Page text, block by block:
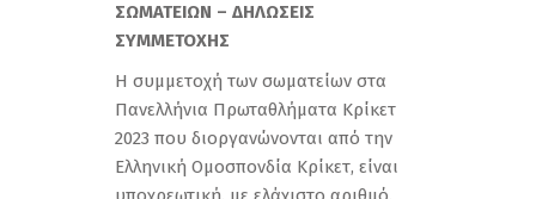
ΣΩΜΑΤΕΙΩΝ – ΔΗΛΩΣΕΙΣ
ΣΥΜΜΕΤΟΧΗΣ
Η συμμετοχή των σωματείων στα
Πανελλήνια Πρωταθλήματα Κρίκετ
2023 που διοργανώνονται από την
Ελληνική Ομοσπονδία Κρίκετ, είναι